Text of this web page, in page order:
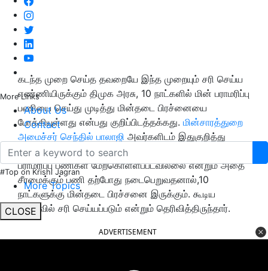
More Links
About Us
Contact
#Top on Krishi Jagran
More Topics
CLOSE
கடந்த முறை செய்த தவறையே இந்த முறையும் சரி செய்ய
எண்ணியிருக்கும் திமுக அரசு, 10 நாட்களில் மின் பராமரிப்பு
பணியை செய்து முடித்து மின்தடை பிரச்னையை
போக்கியுள்ளது என்பது குறிப்பிடத்தக்கது. மின்சாரத்துறை
அமைச்சர் செந்தில் பாலாஜி அவர்களிடம் இதுகுறித்து
விளக்கம் கேட்ட போது, அதிமுக ஆட்சியில் 9 மாதமாக மின்
பராமரிப்பு பணிகள் மேற்கொள்ளப்படவில்லை என்றும் அதை
சீரமைக்கும் பணி தற்போது நடைபெறுவதனால்,10
நாட்களுக்கு மின்தடை பிரச்சனை இருக்கும். கூடிய
விரைவில் சரி செய்யப்படும் என்றும் தெரிவித்திருந்தார்.
ADVERTISEMENT